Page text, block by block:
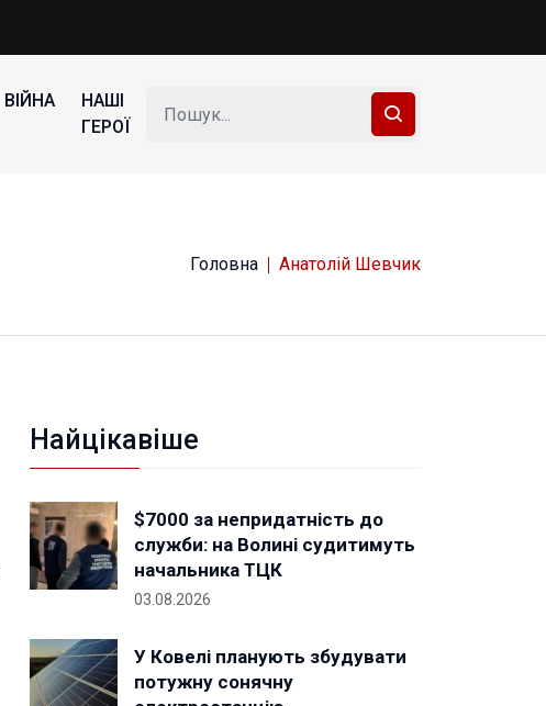
ВІЙНА
НАШІ
ГЕРОЇ
Головна Анатолій Шевчик
Найцікавіше
$7000 за непридатність до
служби: на Волині судитимуть
начальника ТЦК
03.08.2026
У Ковелі планують збудувати
потужну сонячну